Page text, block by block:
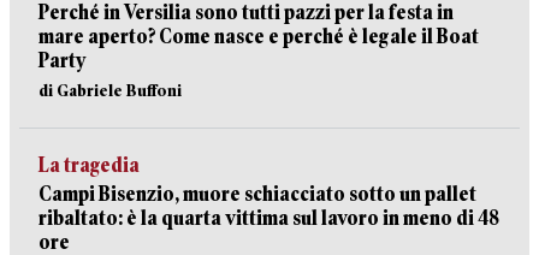
Perché in Versilia sono tutti pazzi per la festa in
mare aperto? Come nasce e perché è legale il Boat
Party
di Gabriele Buffoni
La tragedia
Campi Bisenzio, muore schiacciato sotto un pallet
ribaltato: è la quarta vittima sul lavoro in meno di 48
ore